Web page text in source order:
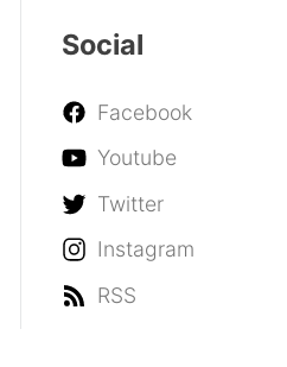
Social
Facebook
Youtube
Twitter
Instagram
RSS